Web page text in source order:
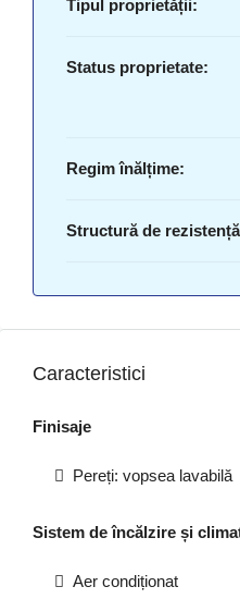
Tipul proprietății:
Status proprietate:
Regim înălțime:
Structură de
Caracteristici
Finisaje
Pereți: vopsea lavabilă
Sistem de încălzire și
Aer condiționat